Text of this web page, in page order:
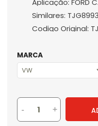
Aplicação: FORD
Similares:
Codigo Original:
MARCA
- +